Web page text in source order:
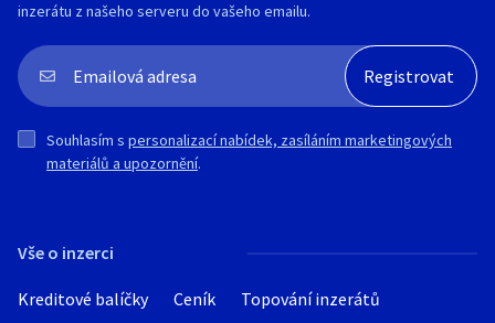
Vše o inzerci
Kreditové balíčky Ceník
Topování inzerátů
inzerátu z našeho serveru do vašeho emailu.
Souhlasím s personalizací nabídek, zasíláním marketingových
materiálů a upozornění.